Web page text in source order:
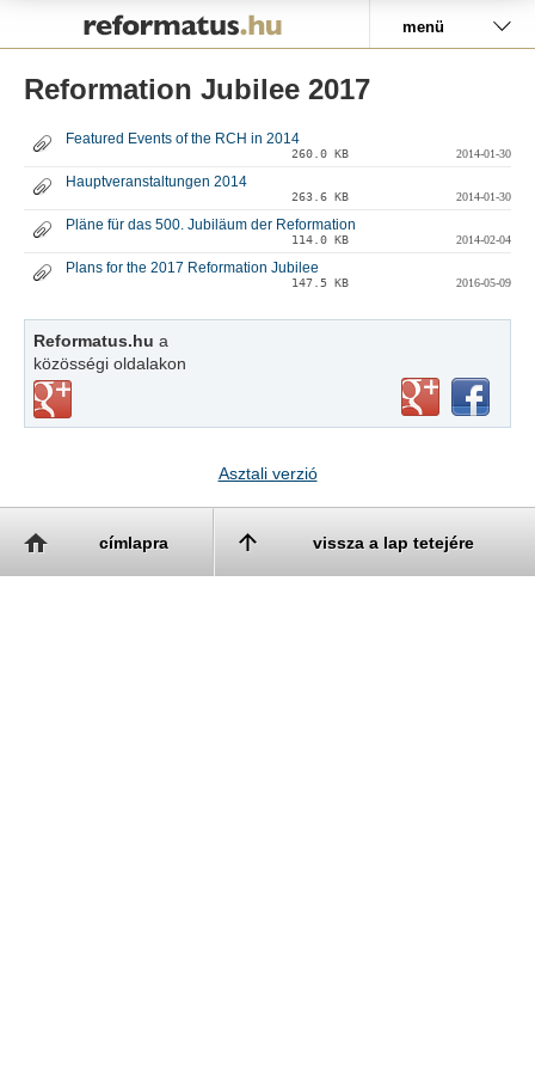
menü
Reformation Jubilee 2017
Featured Events of the RCH in 2014
260.0 KB 2014-01-30
Hauptveranstaltungen 2014
263.6 KB 2014-01-30
Pläne für das 500. Jubiläum der Reformation
114.0 KB 2014-02-04
Plans for the 2017 Reformation Jubilee
147.5 KB 2016-05-09
Reformatus.hu a
közösségi oldalakon
Asztali verzió
címlapra vissza a lap tetejére